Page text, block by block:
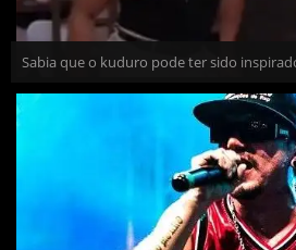
Sabia que o kuduro pode ter sido